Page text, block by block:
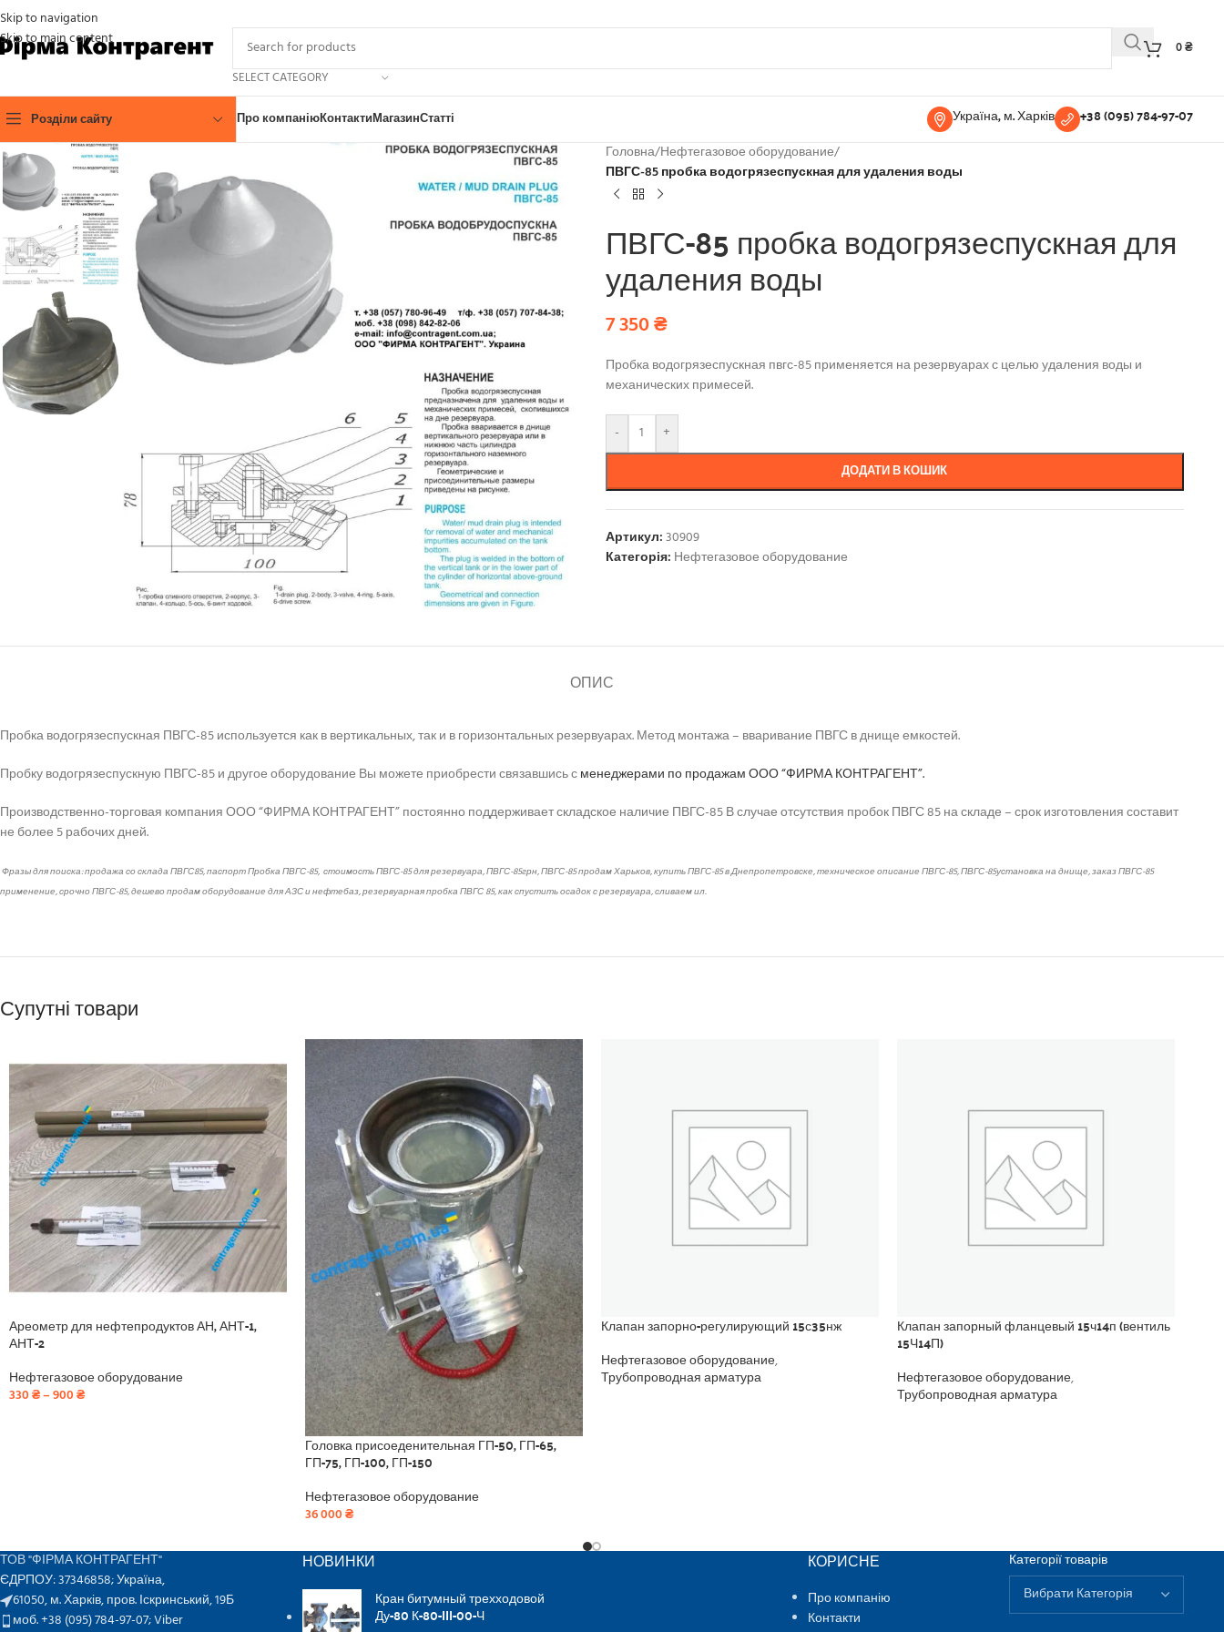
Skip to navigation
Skip to main content
SELECT CATEGORY
0₴
Розділи сайту Про компаніюКонтактиМагазинСтатті Україна, м. Харків +38 (095) 784-97-07
Головна/Нефтегазовое оборудование/
ПВГС-85 пробка водогрязеспускная для удаления воды
ПВГС-85 пробка водогрязеспускная для
удаления воды
7 350₴
Пробка водогрязеспускная пвгс-85 применяется на резервуарах с целью удаления воды и
механических примесей.
- +
ДОДАТИ В КОШИК
Артикул:30909
Категорія: Нефтегазовое оборудование
ОПИС
Пробка водогрязеспускная ПВГС-85 используется как в вертикальных, так и в горизонтальных резервуарах. Метод монтажа – вваривание ПВГС в днище емкостей.
Пробку водогрязеспускную ПВГС-85 и другое оборудование Вы можете приобрести связавшись сменеджерами по продажам ООО “ФИРМА КОНТРАГЕНТ”.
Производственно-торговая компания ООО “ФИРМА КОНТРАГЕНТ” постоянно поддерживает складское наличие ПВГС-85 В случае отсутствия пробок ПВГС 85 на складе – срок изготовления составит
не более 5 рабочих дней.
Фразы для поиска: продажа со склада ПВГС85, паспорт Пробка ПВГС-85, стоимостьПВГС-85 для резервуара,ПВГС-85грн,ПВГС-85продам Харьков, купитьПВГС-85в Днепропетровске, техническое описаниеПВГС-85,ПВГС-85установка на днище, заказПВГС-85
применение, срочноПВГС-85, дешево продам оборудование для АЗС и нефтебаз, резервуарная пробка ПВГС 85, как спустить осадок с резервуара, сливаем ил.
Супутні товари
Ареометр для нефтепродуктов АН, АНТ-1,
АНТ-2
Нефтегазовое оборудование
330₴–900₴
Головка присоеденительная ГП-50, ГП-65,
ГП-75, ГП-100, ГП-150
Нефтегазовое оборудование
36 000₴
Клапан запорно-регулирующий 15с35нж
Нефтегазовое оборудование,
Трубопроводная арматура
Клапан запорный фланцевый 15ч14п (вентиль
15Ч14П)
Нефтегазовое оборудование,
Трубопроводная арматура
ТОВ "ФІРМА КОНТРАГЕНТ"
ЄДРПОУ: 37346858; Україна,
61050, м. Харків, пров. Іскринський, 19Б
моб. +38 (095) 784-97-07;Viber
НОВИНКИ
Кран битумный трехходовой
Ду-80 К-80-III-00-Ч
КОРИСНЕ
Про компанію
Контакти
Категорії товарів